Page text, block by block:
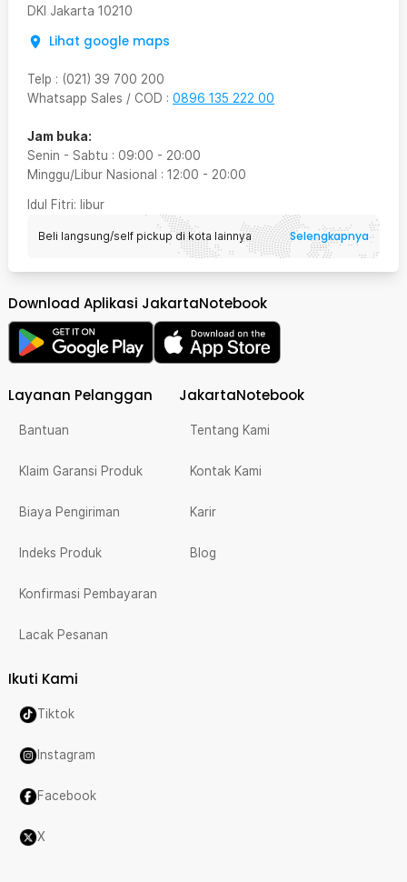
DKI Jakarta 10210
Lihat google maps
Telp : (021) 39 700 200
Whatsapp Sales / COD : 0896 135 222 00
Jam buka:
Senin - Sabtu : 09:00 - 20:00
Minggu/Libur Nasional : 12:00 - 20:00
Idul Fitri: libur
Beli langsung/self pickup di kota lainnya Selengkapnya
Download Aplikasi JakartaNotebook
Layanan Pelanggan
Bantuan
Klaim Garansi Produk
Biaya Pengiriman
Indeks Produk
Konfirmasi Pembayaran
Lacak Pesanan
JakartaNotebook
Tentang Kami
Kontak Kami
Karir
Blog
Ikuti Kami
Tiktok
Instagram
Facebook
X